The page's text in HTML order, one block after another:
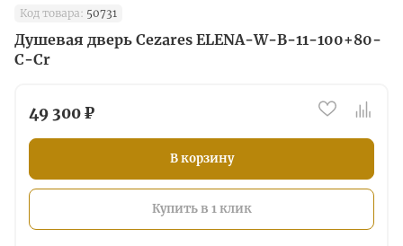
Код товара: 50731
Душевая дверь Cezares ELENA-W-B-11-100+80-
C-Cr
49 300 ₽
В корзину
Купить в 1 клик